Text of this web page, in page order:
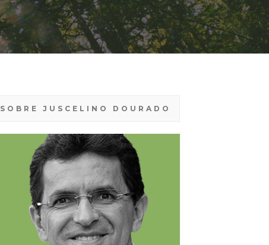
SOBRE JUSCELINO DOURADO